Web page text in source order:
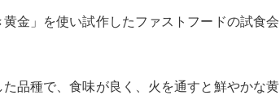
金」を使い試作したファストフードの試食会
品種で、食味が良く、火を通すと鮮やかな黄